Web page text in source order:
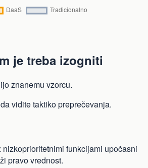
je treba izogniti
znanemu vzorcu.
vidite taktiko preprečevanja.
funkcijami upočasni
pravo vrednost.